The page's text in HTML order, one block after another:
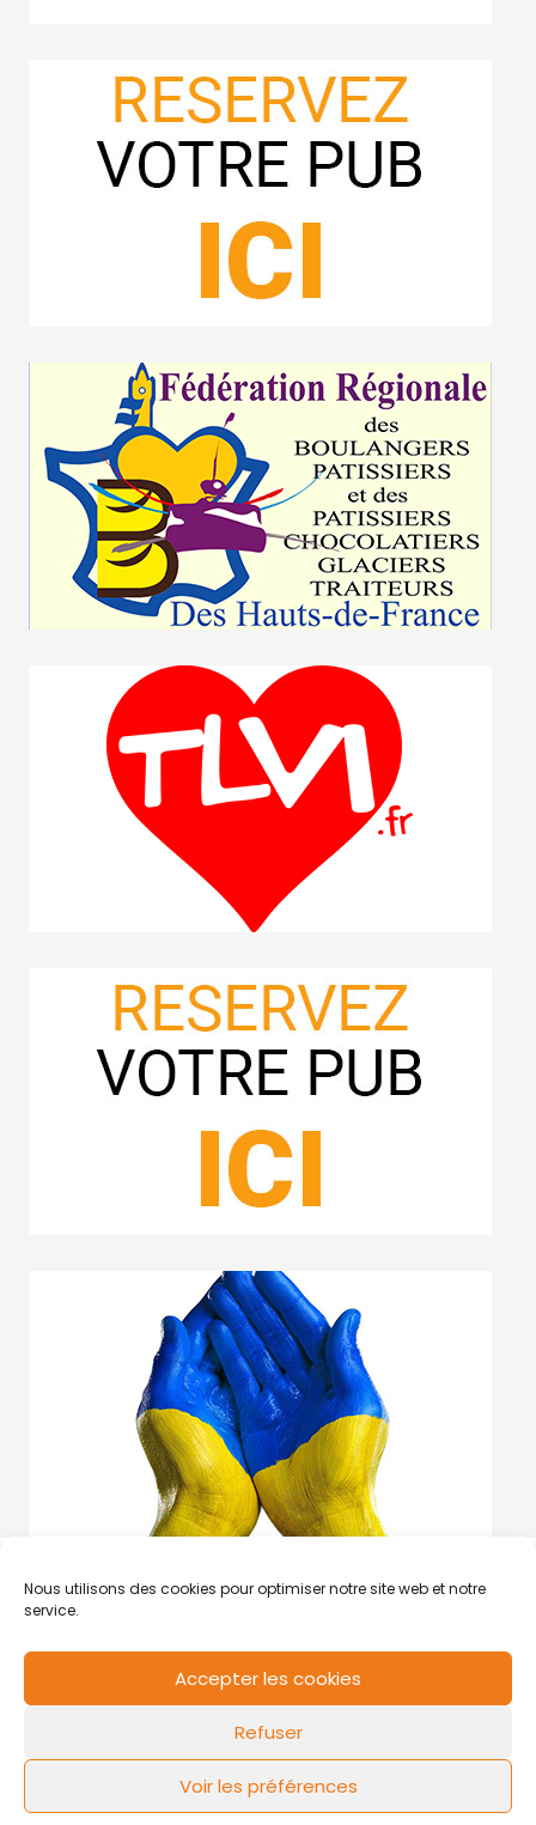
Nous utilisons des cookies pour optimiser notre site web et notre
service.
Accepter les cookies
Refuser
Voir les préférences
Mentions légales Politique de cookies
FLOW44